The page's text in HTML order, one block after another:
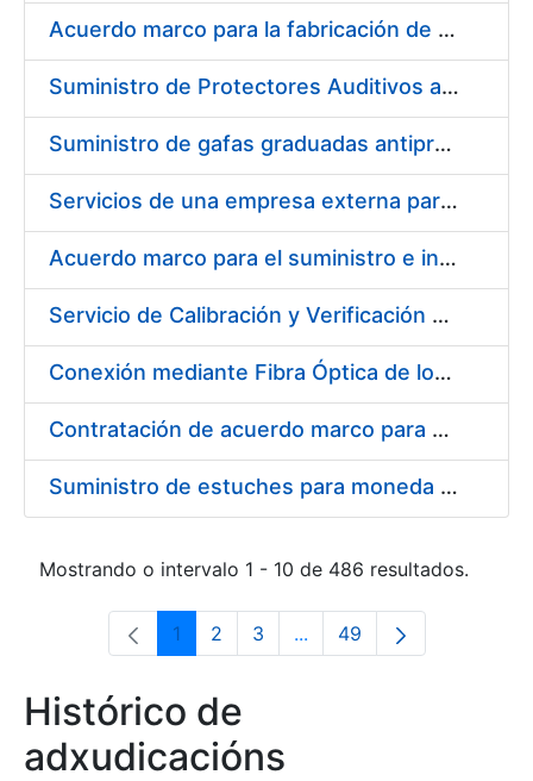
Acuerdo marco para la fabricación de piezas
Suministro de Protectores Auditivos a medida para las personas trabajadoras de los Centros de Trabajo de Madrid y Burgos
Suministro de gafas graduadas antiproyecciones para los trabajadores de la FNMT-RCM en los centros de trabajo de Madrid y Burgos
Servicios de una empresa externa para el asesoramiento y resolución de los recursos de alzada que se presentan relacionados con procesos de selección para la FNMT-RCM
Acuerdo marco para el suministro e instalación de persianas, estores y otros complementos
Servicio de Calibración y Verificación Externa de los Equipos de Medición del Servicio de Prevención de la FNMT-RCM
Conexión mediante Fibra Óptica de los Centros de Proceso de Datos (CPDs) de las sedes de la FNMT-RCM de Burgos y Madrid
Contratación de acuerdo marco para el Suministro de Material de Electricidad para la Fábrica Nacional de Moneda y Timbre-Real Casa de la Moneda en su centro de trabajo de Burgos
Suministro de estuches para moneda de 30 €
Mostrando o intervalo 1 - 10 de 486 resultados.
Páxina
1 Páxina
2 Páxina
3 ...Páxinas intermedias Use
Páxina
49
Histórico de
adxudicacións